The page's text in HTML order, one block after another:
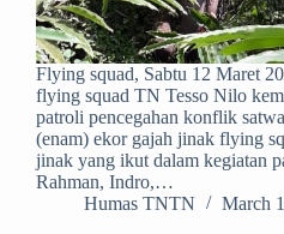
Flying squad, Sabtu 12 Maret
flying squad TN Tesso Nilo
patroli pencegahan konflik
(enam) ekor gajah jinak flying
jinak yang ikut dalam kegiatan
Rahman, Indro,…
Humas TNTN
March